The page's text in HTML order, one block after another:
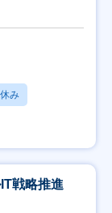
み
戦略推進